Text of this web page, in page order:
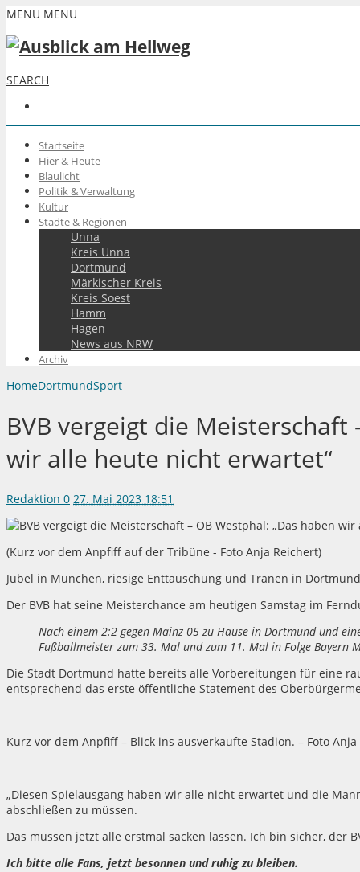
MENU MENU
SEARCH
Startseite
Hier & Heute
Blaulicht
Politik & Verwaltung
Kultur
Städte & Regionen
Unna
Kreis Unna
Dortmund
Märkischer Kreis
Kreis Soest
Hamm
Hagen
News aus NRW
Archiv
HomeDortmundSport
BVB vergeigt die Meisterschaft
wir alle heute nicht erwartet“
Redaktion 0 27. Mai 2023 18:51
(Kurz vor dem Anpfiff auf der Tribüne - Foto Anja Reichert)
Jubel in München, riesige Enttäuschung und Tränen in
Der BVB hat seine Meisterchance am heutigen Samstag im
Nach einem 2:2 gegen Mainz 05 zu Hause in Dortmund und
Fußballmeister zum 33. Mal und zum 11. Mal in Folge Bayern
Die Stadt Dortmund hatte bereits alle Vorbereitungen für eine
entsprechend das erste öffentliche Statement des
Kurz vor dem Anpfiff – Blick ins ausverkaufte Stadion. – Foto
„Diesen Spielausgang haben wir alle nicht erwartet und die
abschließen zu müssen.
Das müssen jetzt alle erstmal sacken lassen. Ich bin sicher, der
Ich bitte alle Fans, jetzt besonnen und ruhig zu bleiben.